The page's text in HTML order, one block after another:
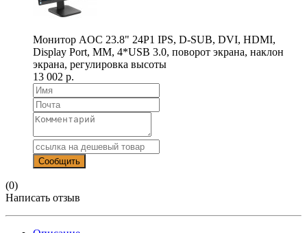
Монитор AOC 23.8" 24P1 IPS, D-SUB, DVI, HDMI,
Display Port, MM, 4*USB 3.0, поворот экрана, наклон
экрана, регулировка высоты
13 002 р.
(0)
Написать отзыв